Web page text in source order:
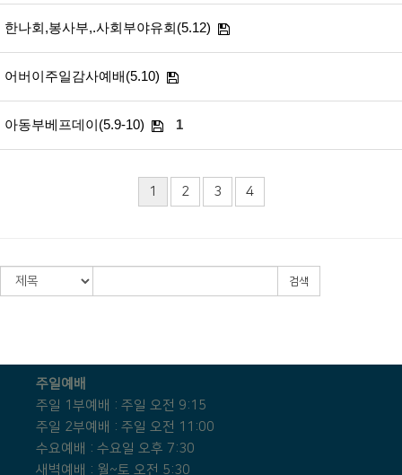
한나회,봉사부,.사회부야유회(5.12)
어버이주일감사예배(5.10)
아동부베프데이(5.9-10) 1
1 2 3 4
검색
주일예배
주일 1부예배 : 주일 오전 9:15
주일 2부예배 : 주일 오전 11:00
수요예배 : 수요일 오후 7:30
새벽예배 : 월~토 오전 5:30